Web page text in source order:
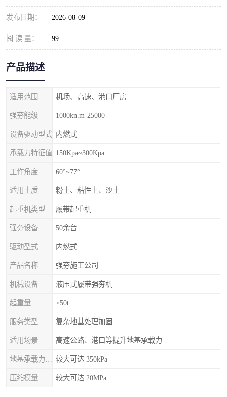
发布日期： 2026-08-09
阅 读 量： 99
产品描述
适用范围 机场、高速、港口厂房
强夯能级 1000kn.m-25000
设备驱动型式 内燃式
承载力特征值 150Kpa~300Kpa
工作角度 60°~77°
适用土质 粉土、粘性土、沙土
起重机类型 履带起重机
强夯设备 50余台
驱动型式 内燃式
产品名称 强夯施工公司
机械设备 液压式履带强夯机
起重量 ≥50t
服务类型 复杂地基处理加固
适用场景 高速公路、港口等提升地基承载力
较大可达 350kPa
压缩模量 较大可达 20MPa